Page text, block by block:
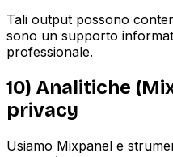
Tali output possono
sono un supporto
professionale.
10) Analitiche
privacy
Usiamo Mixpanel e